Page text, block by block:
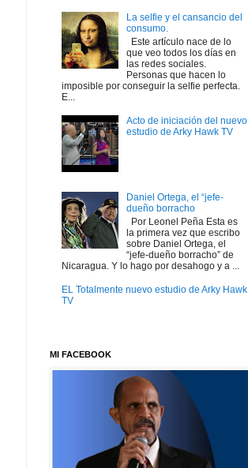
La selfie y el cansancio del
consumo.
Este artículo nace de lo
que veo todos los días en
las redes sociales.
Personas que hacen lo
imposible por conseguir la selfie perfecta.
E...
Acto de iniciación del nuevo
estudio de Arky Hawk TV
Daniel Ortega, el “jefe-
dueño borracho
Por Leonel Peña Esta es
la primera vez que escribo
sobre Daniel Ortega, el
“jefe-dueño borracho” de
Nicaragua. Y lo hago por desahogo y a ...
EL Totalmente nuevo estudio de Arky Hawk
TV
MI FACEBOOK